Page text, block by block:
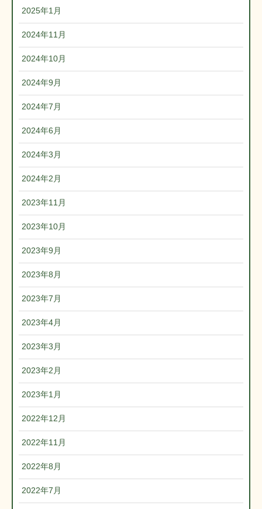
2025年1月
2024年11月
2024年10月
2024年9月
2024年7月
2024年6月
2024年3月
2024年2月
2023年11月
2023年10月
2023年9月
2023年8月
2023年7月
2023年4月
2023年3月
2023年2月
2023年1月
2022年12月
2022年11月
2022年8月
2022年7月